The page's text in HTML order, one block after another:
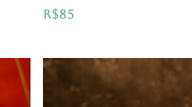
R$85